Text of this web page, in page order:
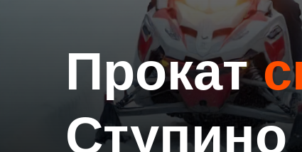
Прокат
Ступино